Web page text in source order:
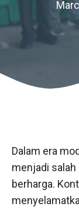
Dalam era
menjadi
berharga.